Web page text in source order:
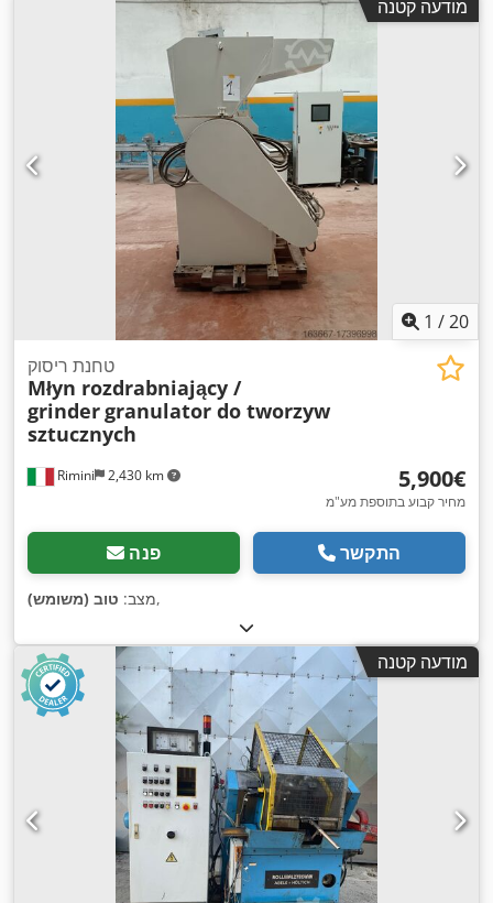
מודעה קטנה
1 /20
Rimini 2,430 km
טחנת ריסוק
Młyn rozdrabniający /
grindergranulator do tworzyw
sztucznych
‏5,900 ‏€
מחיר קבוע בתוספת מע"מ
פנה התקשר
מצב: טוב (משומש) ,
מודעה קטנה